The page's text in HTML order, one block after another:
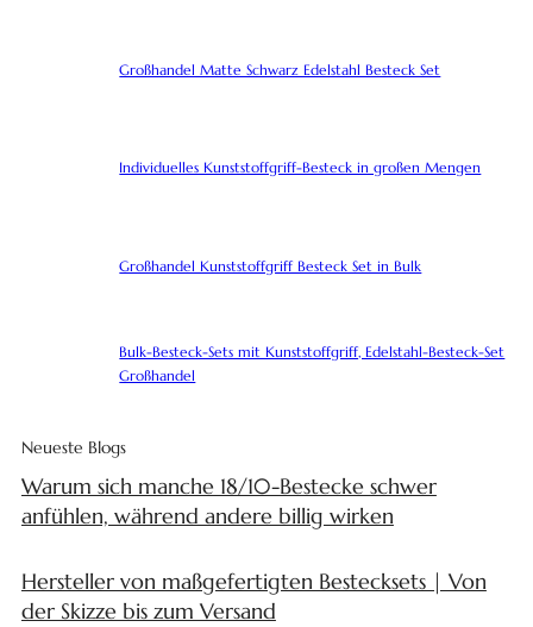
Großhandel Matte Schwarz Edelstahl Besteck Set
Individuelles Kunststoffgriff-Besteck in großen Mengen
Großhandel Kunststoffgriff Besteck Set in Bulk
Bulk-Besteck-Sets mit Kunststoffgriff, Edelstahl-Besteck-Set
Großhandel
Neueste Blogs
Warum sich manche 18/10-Bestecke schwer
anfühlen, während andere billig wirken
Hersteller von maßgefertigten Bestecksets | Von
der Skizze bis zum Versand